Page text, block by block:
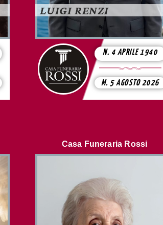
LUIGI RENZI
N. 4 APRILE 1940
M. 5 AGOSTO 2026
Casa Funeraria Rossi